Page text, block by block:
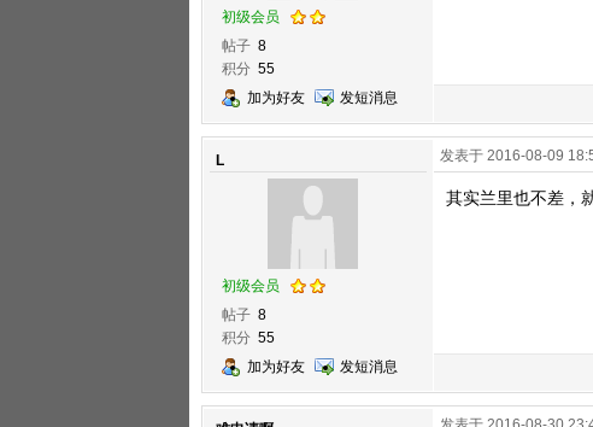
初级会员
帖子 8
积分 55
加为好友
发短消息
L
初级会员
帖子 8
积分 55
加为好友
发短消息
发表于 2016-08-09
其实兰里也不差，